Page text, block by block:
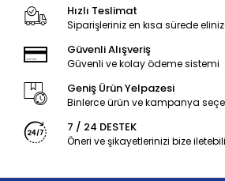
Hızlı Teslimat
Siparişleriniz en kısa sürede
Güvenli Alışveriş
Güvenli ve kolay ödeme sistemi
Geniş Ürün Yelpazesi
Binlerce ürün ve kampanya
7 / 24 DESTEK
Öneri ve şikayetlerinizi bize